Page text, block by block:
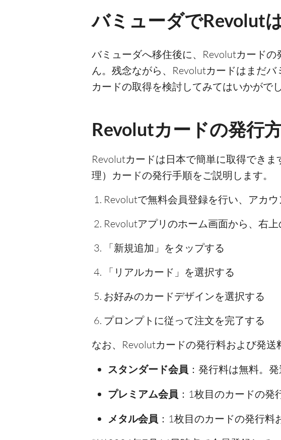
バミューダでRevolut
バミューダへ移住後に、Revolutカード
ん。残念ながら、Revolutカードはまだ
カードの取得を検討してみてはいかがで
Revolutカードの発行
Revolutカードは日本で簡単に取得でき
理）カードの発行手順をご説明します。
Revolutで無料会員登録を行い、アカ
Revolutアプリのホーム画面から、右
「新規追加」をタップする
「リアルカード」を選択する
お好みのカードデザインを選択する
プロンプトに従って注文を完了する
なお、Revolutカードの発行料および発送
スタンダード会員 ：発行料は無料。
プレミアム会員 ：1枚目のカードの
メタル会員 ：1枚目のカードの発行